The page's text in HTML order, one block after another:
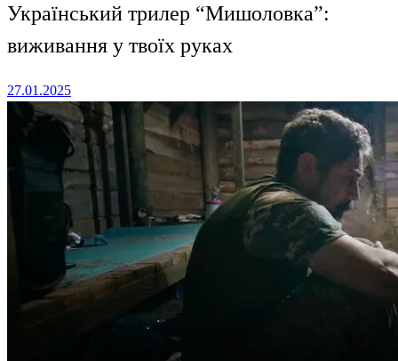
Український трилер “Мишоловка”:
виживання у твоїх руках
Posted
27.01.2025